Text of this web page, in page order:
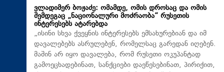
ვლადიმერ ბოჟაძე: ომამდე, ომის დროსაც და ომის
შემდეგაც „ნაციონალური მოძრაობა“ რუსეთის
ინტერესებს ატარებდა
„ისინი სხვა ქვეყნის ინტერესებს ემსახურებიან და იმ
დავალებებს ასრულებენ, რომელსაც გარედან იღებენ.
მაშინ არ იყო დავალება, რომ რუსეთი ოკუპანტად
გამოეცხადებინათ, სანქციები დაეწესებინათ, პირიქით,